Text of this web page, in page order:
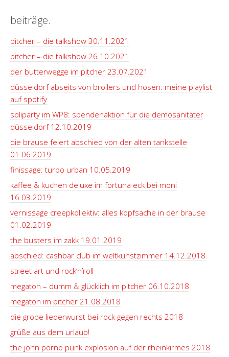
beiträge.
pitcher – die talkshow 30.11.2021
pitcher – die talkshow 26.10.2021
der butterwegge im pitcher 23.07.2021
düsseldorf abseits von broilers und hosen: meine playlist
auf spotify
soliparty im WP8: spendenaktion für die demosanitäter
düsseldorf 12.10.2019
die brause feiert abschied von der alten tankstelle
01.06.2019
finissage: turbo urban 10.05.2019
kaffee & kuchen deluxe im fortuna eck bei moni
16.03.2019
vernissage creepkollektiv: alles kopfsache in der brause
01.02.2019
the busters im zakk 19.01.2019
abschied: cashbar club im weltkunstzimmer 14.12.2018
street art und rock’n’roll
megaton – dumm & glücklich im pitcher 06.10.2018
megaton im pitcher 21.08.2018
die grobe liederwurst bei rock gegen rechts 2018
grüße aus dem urlaub!
the john porno punk explosion auf der rheinkirmes 2018